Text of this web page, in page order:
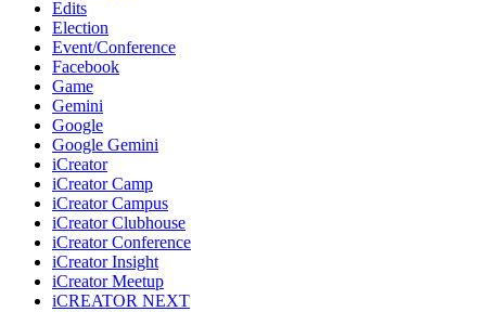
Edits
Election
Event/Conference
Facebook
Game
Gemini
Google
Google Gemini
iCreator
iCreator Camp
iCreator Campus
iCreator Clubhouse
iCreator Conference
iCreator Insight
iCreator Meetup
iCREATOR NEXT